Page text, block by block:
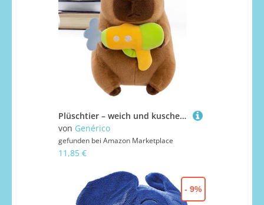
Plüschtier – weich und kuschelig für und Mädchen | Carncho- mit Badeanzug | Riesen-Plüsch mit Nieten | Tragbares Spielzeug mit Badeanzug, ideal für Babys
von Genérico
gefunden bei Amazon Marketplace
11,85 €
- 9%